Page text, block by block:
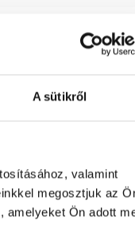
A sütikről
valamint
megosztjuk az
amelyeket Ön adott